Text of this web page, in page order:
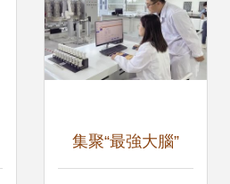
集聚“最強大腦”